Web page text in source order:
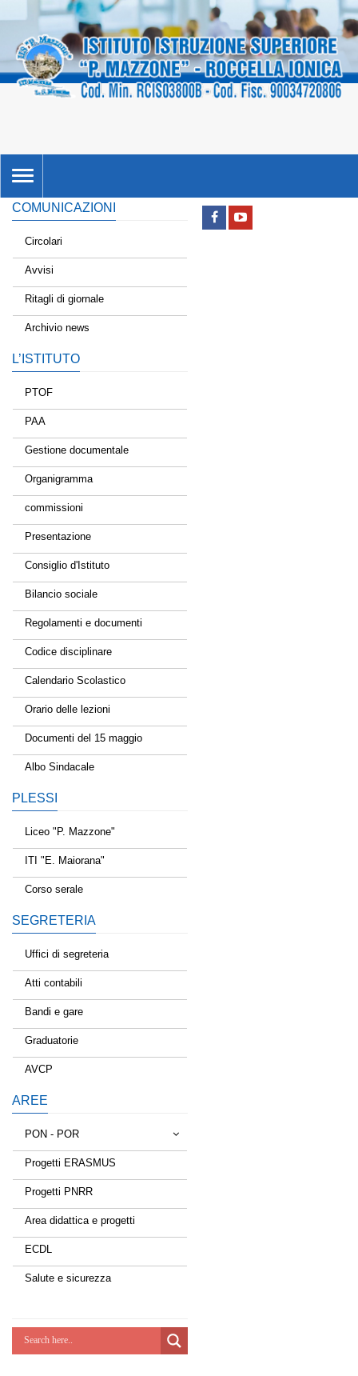
TOGGLE
NAVIGATION
COMUNICAZIONI
Circolari
Avvisi
Ritagli di giornale
Archivio news
L’ISTITUTO
PTOF
PAA
Gestione documentale
Organigramma
commissioni
Presentazione
Consiglio d'Istituto
Bilancio sociale
Regolamenti e documenti
Codice disciplinare
Calendario Scolastico
Orario delle lezioni
Documenti del 15 maggio
Albo Sindacale
PLESSI
Liceo "P. Mazzone"
ITI "E. Maiorana"
Corso serale
SEGRETERIA
Uffici di segreteria
Atti contabili
Bandi e gare
Graduatorie
AVCP
AREE
PON - POR
Tessere la rete
Estate a scuola
Scuola d'estate
Lab Green
Progetti ERASMUS
Progetti PNRR
Area didattica e progetti
ECDL
Salute e sicurezza